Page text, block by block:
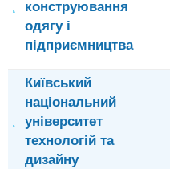
конструювання
одягу і
підприємництва
Київський
національний
університет
технологій та
дизайну